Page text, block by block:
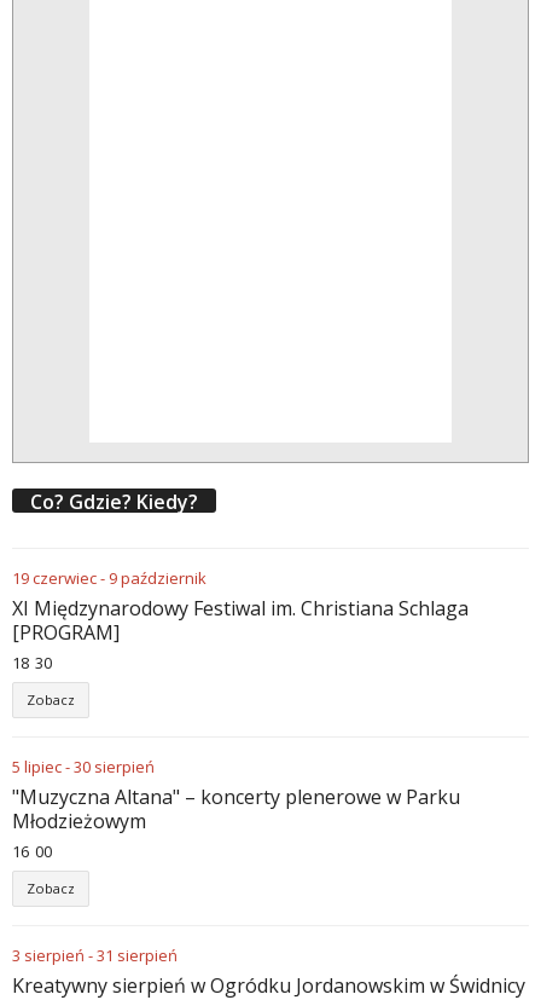
Co? Gdzie? Kiedy?
19czerwiec- 9październik
XI Międzynarodowy Festiwal im. Christiana Schlaga
[PROGRAM]
18 30
Zobacz
5 lipiec-30 sierpień
"Muzyczna Altana" – koncerty plenerowe w Parku
Młodzieżowym
16 00
Zobacz
3 sierpień -31 sierpień
Kreatywny sierpień w Ogródku Jordanowskim w Świdnicy